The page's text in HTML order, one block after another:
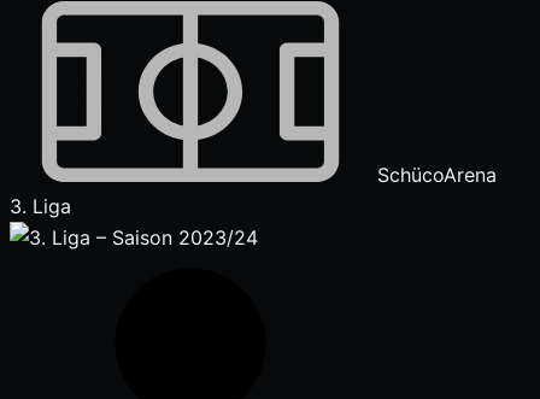
SchücoArena
3. Liga